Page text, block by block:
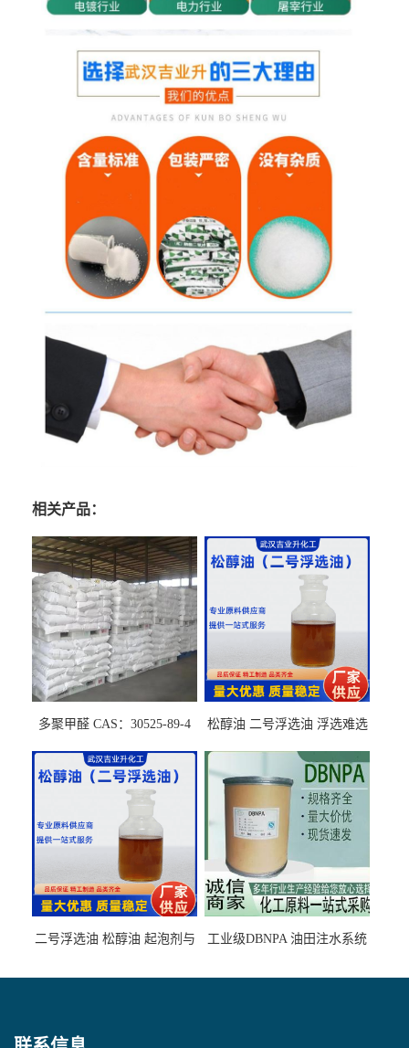
相关产品：
多聚甲醛 CAS：30525-89-4
松醇油 二号浮选油 浮选难选
石墨矿
二号浮选油 松醇油 起泡剂与
工业级DBNPA 油田注水系统